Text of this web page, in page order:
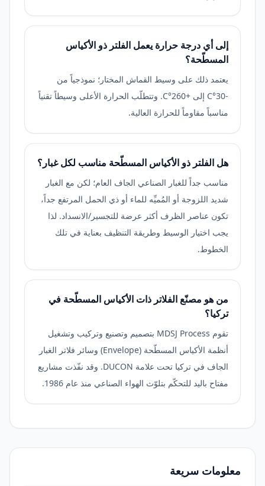
إلى أي درجة حرارة يعمل الفلتر ذو الأكياس
المسطّحة؟
يعتمد ذلك على وسيط القماش المختار؛ نموذجياً من
-30°C إلى +260°C. وتتطلّب الحرارة الأعلى وسيطاً تقنياً
مناسباً مقاوماً للحرارة العالية.
هل الفلتر ذو الأكياس المسطّحة مناسب لكل غبار؟
مناسب جداً للغبار الصناعي الجاف العام؛ لكن مع الغبار
شديد اللزوجة أو المُميِّه للماء أو ذي الحمل المرتفع جداً،
تكون عناصر الظرف أكثر عرضة للتجسير/الانسداد. لذا
يجب اختيار الوسيط وطريقة التنظيف بعناية في تلك
الخطوط.
من هو مصنّع الفلاتر ذات الأكياس المسطّحة في
تركيا؟
تقوم MDSJ Process بتصميم وتصنيع وتركيب وتشغيل
أنظمة الأكياس المسطّحة (Envelope) وسائر فلاتر الغبار
الجاف في تركيا تحت علامة DUCON. وقد نفّذت مشاريع
مفتاح باليد للتحكّم بتلوّث الهواء الصناعي منذ عام 1986.
معلومات سريعة